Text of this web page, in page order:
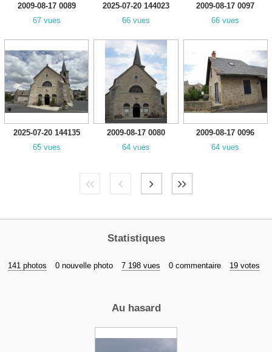
2009-08-17 0089
67 vues
2025-07-20 144023
66 vues
2009-08-17 0097
66 vues
2025-07-20 144135
65 vues
2009-08-17 0080
64 vues
2009-08-17 0096
64 vues
Statistiques
141 photos 0 nouvelle photo 7 198 vues 0 commentaire 19 votes
Au hasard